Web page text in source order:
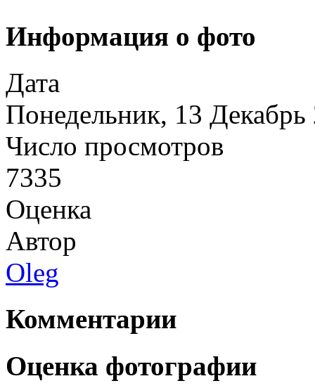
Информация о фото
Дата
Понедельник, 13 Декабрь
Число просмотров
7335
Оценка
Автор
Oleg
Комментарии
Оценка фотографии